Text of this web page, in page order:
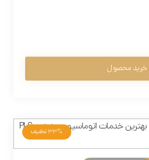
خرید محصول
33% تخفیف